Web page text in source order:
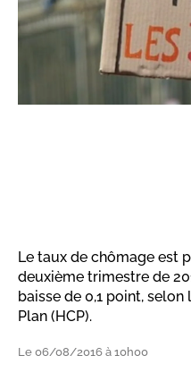
Le taux de chômage est
deuxième trimestre de
baisse de 0,1 point,
Plan (HCP).
Le 06/08/2016 à 10h00